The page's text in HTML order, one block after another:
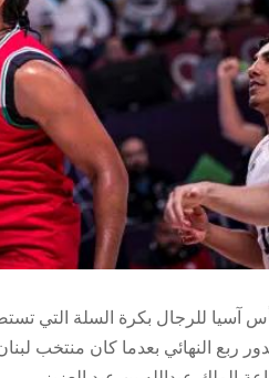
للرجال بكرة السلة التي